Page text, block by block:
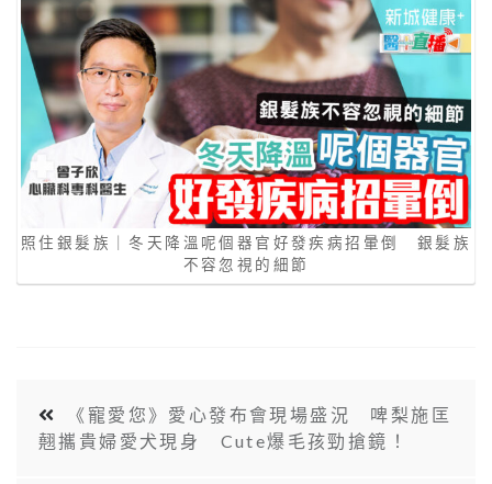
照住銀髮族｜冬天降溫呢個器官好發疾病招暈倒 銀髮族
不容忽視的細節
《寵愛您》愛心發布會現場盛況 啤梨施匡
翹攜貴婦愛犬現身 Cute爆毛孩勁搶鏡！